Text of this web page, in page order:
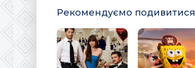
Рекомендуємо подивитися